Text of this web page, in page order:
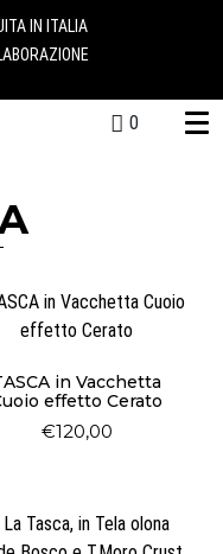
IN ITALIA
0
in Vacchetta
effetto Cerato
€120,00